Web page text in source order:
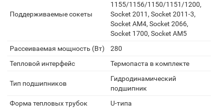
Поддерживаемые сокеты
1155/1156/1150/1151/1200,
Socket 2011, Socket 2011-3,
Socket AM4, Socket 2066,
Socket 1700, Socket AM5
Рассеиваемая мощность (Вт)
280
Тепловой интерфейс
Термопаста в комплекте
Тип подшипников
Гидродинамический
подшипник
Форма тепловых трубок
U-типа